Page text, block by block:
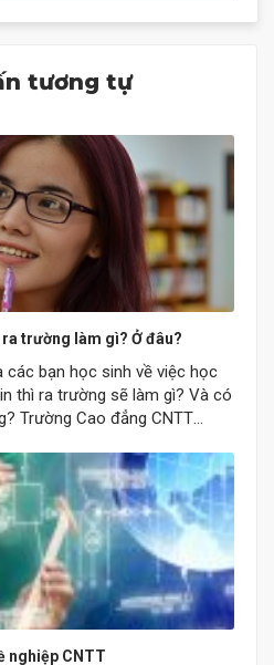
tương tự
trường làm gì? Ở đâu?
bạn học sinh về việc học
thì ra trường sẽ làm gì? Và có
Trường Cao đẳng CNTT
tin tại Đà…
nghiệp CNTT